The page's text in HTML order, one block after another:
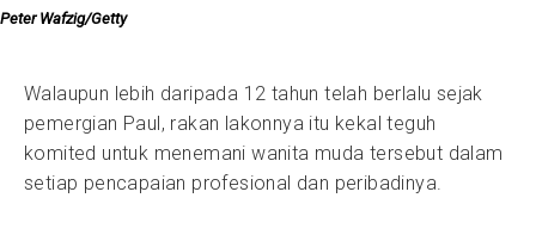
Peter Wafzig/Getty
Walaupun lebih daripada 12 tahun telah berlalu sejak
pemergian Paul, rakan lakonnya itu kekal teguh
komited untuk menemani wanita muda tersebut dalam
setiap pencapaian profesional dan peribadinya.